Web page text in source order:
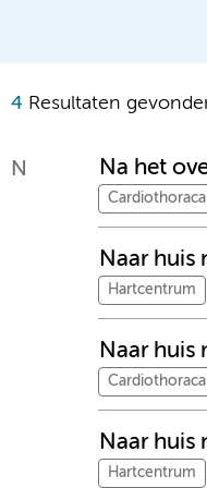
4 Resultaten
N Na het
Naar huis
Hartcentrum
Naar huis
Naar huis
Hartcentrum